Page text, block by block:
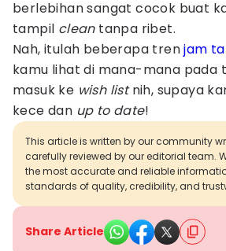
berlebihan sangat cocok buat
tampil clean tanpa ribet.
Nah, itulah beberapa trenjam
kamu lihat di mana-mana pada
masuk ke wish listnih, supaya
kece dan up to date!
This article is written by our community
carefully reviewed by our editorial team.
the most accurate and reliable
standards of quality, credibility, and
Share Article